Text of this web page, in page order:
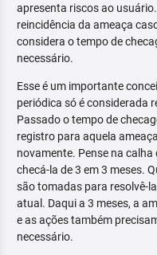
apresenta riscos ao
reincidência da ameaça
considera o tempo de
necessário.
Esse é um importante
periódica só é considerada
Passado o tempo de
registro para aquela
novamente. Pense na calha
checá-la de 3 em 3 meses.
são tomadas para resolvê-
atual. Daqui a 3 meses, a
e as ações também
necessário.